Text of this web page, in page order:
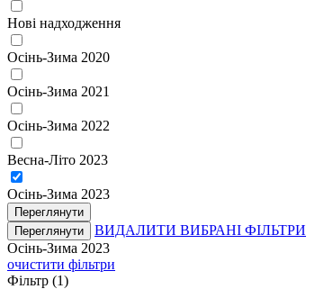
Нові надходження
Осінь-Зима 2020
Осінь-Зима 2021
Осінь-Зима 2022
Весна-Літо 2023
Осінь-Зима 2023
Переглянути
Переглянути
ВИДАЛИТИ ВИБРАНІ ФІЛЬТРИ
Осінь-Зима 2023
очистити фільтри
Фільтр (1)